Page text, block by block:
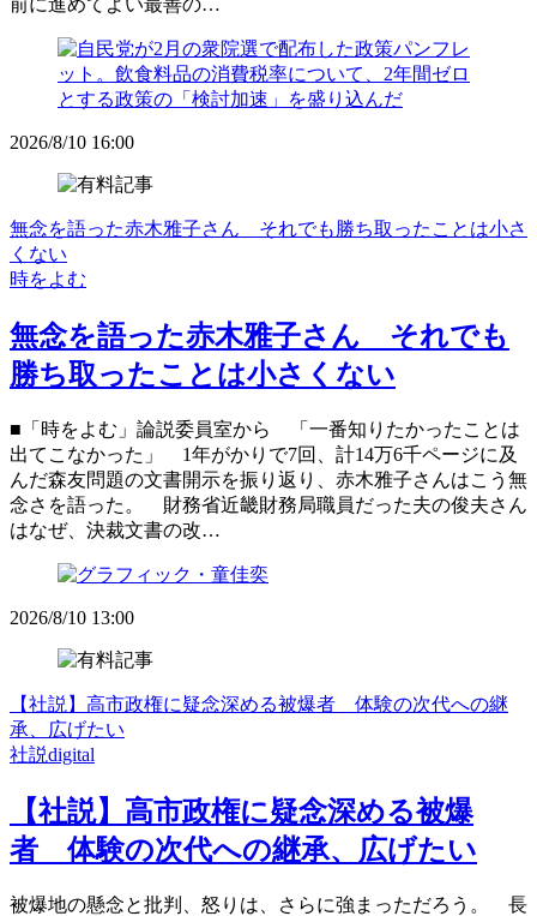
前に進めてよい最善の…
2026/8/10 16:00
無念を語った赤木雅子さん それでも勝ち取ったことは小さ
くない
時をよむ
無念を語った赤木雅子さん それでも
勝ち取ったことは小さくない
■「時をよむ」論説委員室から 「一番知りたかったことは
出てこなかった」 1年がかりで7回、計14万6千ページに及
んだ森友問題の文書開示を振り返り、赤木雅子さんはこう無
念さを語った。 財務省近畿財務局職員だった夫の俊夫さん
はなぜ、決裁文書の改…
2026/8/10 13:00
【社説】高市政権に疑念深める被爆者 体験の次代への継
承、広げたい
社説digital
【社説】高市政権に疑念深める被爆
者 体験の次代への継承、広げたい
被爆地の懸念と批判、怒りは、さらに強まっただろう。 長